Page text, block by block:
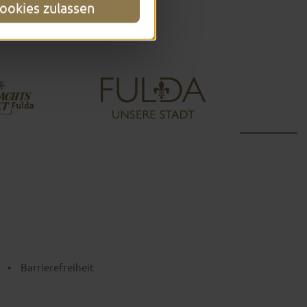
zulassen
• Barrierefreiheit